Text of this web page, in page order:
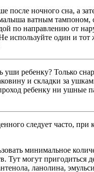
после ночного сна, а
малыша ватным
по направлению от
используйте один и
уши ребенку? Только
и складки за
ребенку ни ушные
следует часто, при
минимальное
Тут могут пригодиться
ланолина,